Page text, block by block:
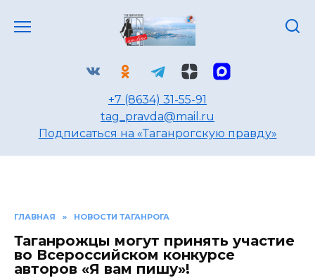
+7 (8634) 31-55-91
tag_pravda@mail.ru
Подписаться на «Таганрогскую правду»
ГЛАВНАЯ » НОВОСТИ ТАГАНРОГА
Таганрожцы могут принять участие
во Всероссийском конкурсе
авторов «Я вам пишу»!